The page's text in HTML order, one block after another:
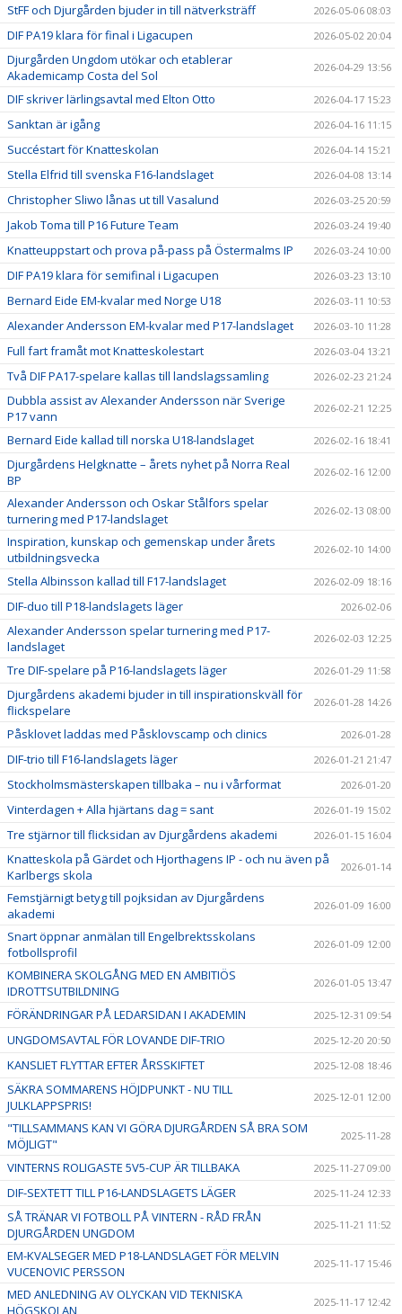
StFF och Djurgården bjuder in till nätverksträff 2026-05-06 08:03
DIF PA19 klara för final i Ligacupen 2026-05-02 20:04
Djurgården Ungdom utökar och etablerar
Akademicamp Costa del Sol
2026-04-29 13:56
DIF skriver lärlingsavtal med Elton Otto 2026-04-17 15:23
Sanktan är igång 2026-04-16 11:15
Succéstart för Knatteskolan 2026-04-14 15:21
Stella Elfrid till svenska F16-landslaget 2026-04-08 13:14
Christopher Sliwo lånas ut till Vasalund 2026-03-25 20:59
Jakob Toma till P16 Future Team 2026-03-24 19:40
Knatteuppstart och prova på-pass på Östermalms IP 2026-03-24 10:00
DIF PA19 klara för semifinal i Ligacupen 2026-03-23 13:10
Bernard Eide EM-kvalar med Norge U18 2026-03-11 10:53
Alexander Andersson EM-kvalar med P17-landslaget 2026-03-10 11:28
Full fart framåt mot Knatteskolestart 2026-03-04 13:21
Två DIF PA17-spelare kallas till landslagssamling 2026-02-23 21:24
Dubbla assist av Alexander Andersson när Sverige
P17 vann
2026-02-21 12:25
Bernard Eide kallad till norska U18-landslaget 2026-02-16 18:41
Djurgårdens Helgknatte – årets nyhet på Norra Real
BP
2026-02-16 12:00
Alexander Andersson och Oskar Stålfors spelar
turnering med P17-landslaget
2026-02-13 08:00
Inspiration, kunskap och gemenskap under årets
utbildningsvecka
2026-02-10 14:00
Stella Albinsson kallad till F17-landslaget 2026-02-09 18:16
DIF-duo till P18-landslagets läger 2026-02-06
Alexander Andersson spelar turnering med P17-
landslaget
2026-02-03 12:25
Tre DIF-spelare på P16-landslagets läger 2026-01-29 11:58
Djurgårdens akademi bjuder in till inspirationskväll för
flickspelare
2026-01-28 14:26
Påsklovet laddas med Påsklovscamp och clinics 2026-01-28
DIF-trio till F16-landslagets läger 2026-01-21 21:47
Stockholmsmästerskapen tillbaka – nu i vårformat 2026-01-20
Vinterdagen + Alla hjärtans dag = sant 2026-01-19 15:02
Tre stjärnor till flicksidan av Djurgårdens akademi 2026-01-15 16:04
Knatteskola på Gärdet och Hjorthagens IP - och nu även på
Karlbergs skola
2026-01-14
Femstjärnigt betyg till pojksidan av Djurgårdens
akademi
2026-01-09 16:00
Snart öppnar anmälan till Engelbrektsskolans
fotbollsprofil
2026-01-09 12:00
KOMBINERA SKOLGÅNG MED EN AMBITIÖS
IDROTTSUTBILDNING
2026-01-05 13:47
FÖRÄNDRINGAR PÅ LEDARSIDAN I AKADEMIN 2025-12-31 09:54
UNGDOMSAVTAL FÖR LOVANDE DIF-TRIO 2025-12-20 20:50
KANSLIET FLYTTAR EFTER ÅRSSKIFTET 2025-12-08 18:46
SÄKRA SOMMARENS HÖJDPUNKT - NU TILL
JULKLAPPSPRIS!
2025-12-01 12:00
"TILLSAMMANS KAN VI GÖRA DJURGÅRDEN SÅ BRA SOM
MÖJLIGT"
2025-11-28
VINTERNS ROLIGASTE 5V5-CUP ÄR TILLBAKA 2025-11-27 09:00
DIF-SEXTETT TILL P16-LANDSLAGETS LÄGER 2025-11-24 12:33
SÅ TRÄNAR VI FOTBOLL PÅ VINTERN - RÅD FRÅN
DJURGÅRDEN UNGDOM
2025-11-21 11:52
EM-KVALSEGER MED P18-LANDSLAGET FÖR MELVIN
VUCENOVIC PERSSON
2025-11-17 15:46
MED ANLEDNING AV OLYCKAN VID TEKNISKA
HÖGSKOLAN
2025-11-17 12:42